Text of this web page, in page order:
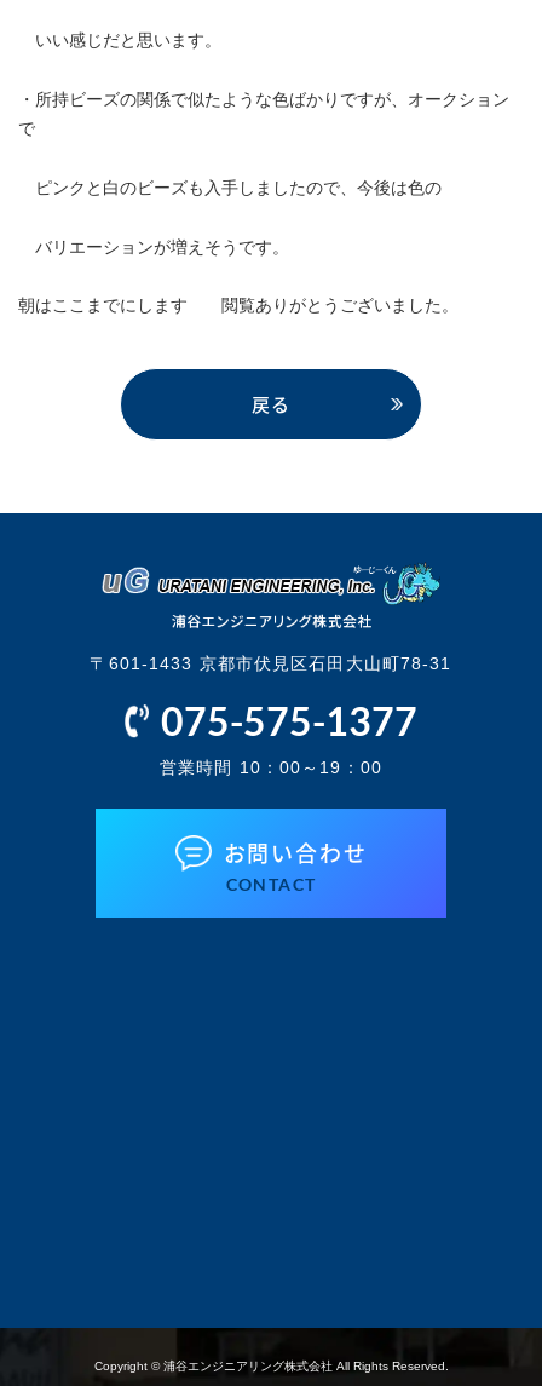
いい感じだと思います。
・所持ビーズの関係で似たような色ばかりですが、オークション
で
ピンクと白のビーズも入手しましたので、今後は色の
バリエーションが増えそうです。
朝はここまでにします 閲覧ありがとうございました。
戻る
〒601-1433 京都市伏見区石田大山町78-31
075-575-1377
営業時間 10：00～19：00
お問い合わせ
CONTACT
Copyright © 浦谷エンジニアリング株式会社 All Rights Reserved.